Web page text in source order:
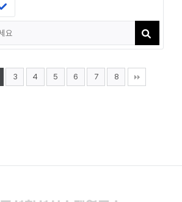
3 4 5 6 7 8